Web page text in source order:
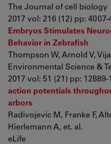
The Journal of cell biology
2017 vol: 216 (12) pp: 4007-
Embryos Stimulates
Behavior in Zebrafish
Thompson W, Arnold V,
Environmental Science &
2017 vol: 51 (21) pp: 12889-
action potentials
arbors
Radivojevic M, Franke F,
Hierlemann A, et. al.
eLife